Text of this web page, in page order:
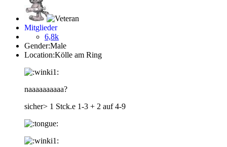
Mitglieder
6,8k
Gender:Male
Location:Kölle am Ring
naaaaaaaaaa?
sicher> 1 Stck.e 1-3 + 2 auf 4-9